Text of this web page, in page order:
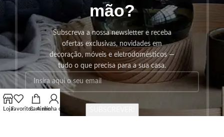
mão?
Subscreva a nossa newsletter e receba
ofertas exclusivas, novidades em
decoração, móveis e eletrodomésticos —
tudo o que precisa para a sua casa.
LojaFavoritosCarrinho
A minha conta